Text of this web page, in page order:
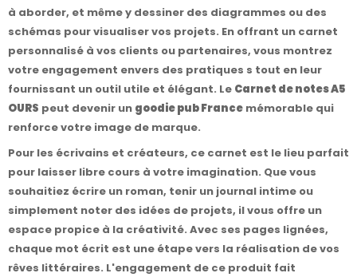
à aborder, et même y dessiner des diagrammes ou des
schémas pour visualiser vos projets. En offrant un carnet
personnalisé à vos clients ou partenaires, vous montrez
votre engagement envers des pratiques s tout en leur
fournissant un outil utile et élégant. Le Carnet de notes A5
OURS peut devenir un goodie pub France mémorable qui
renforce votre image de marque.
Pour les écrivains et créateurs, ce carnet est le lieu parfait
pour laisser libre cours à votre imagination. Que vous
souhaitiez écrire un roman, tenir un journal intime ou
simplement noter des idées de projets, il vous offre un
espace propice à la créativité. Avec ses pages lignées,
chaque mot écrit est une étape vers la réalisation de vos
rêves littéraires. L'engagement de ce produit fait